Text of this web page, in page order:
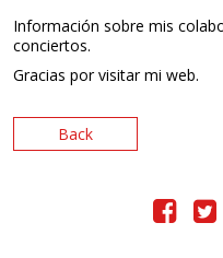
Información sobre mis
conciertos.
Gracias por visitar mi web.
Back